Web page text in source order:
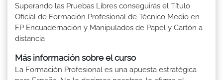
Superando las Pruebas Libres conseguirás el Título
Oficial de Formación Profesional de Técnico Medio en
FP Encuadernación y Manipulados de Papel y Cartón a
distancia
Más información sobre el curso
La Formación Profesional es una apuesta estratégica